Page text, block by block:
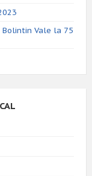
Vale la 75